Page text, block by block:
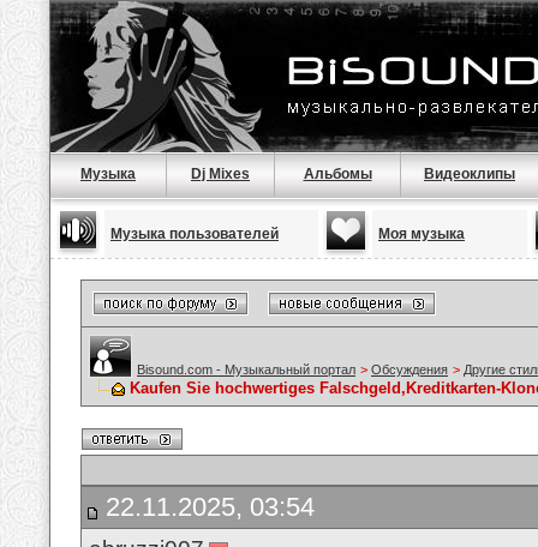
Музыка Dj Mixes Альбомы Видеоклипы
Музыка пользователей Моя музыка
Bisound.com - Музыкальный портал > Обсуждения > Другие
Kaufen Sie hochwertiges Falschgeld,Kreditkarten-
22.11.2025, 03:54